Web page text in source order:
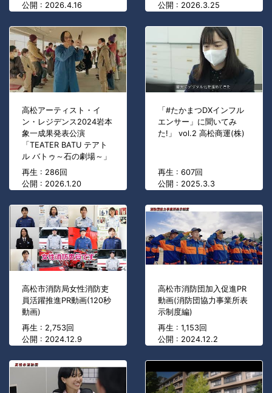
公開 : 2026.4.16
公開 : 2026.3.25
高松アーティスト・イ
ン・レジデンス2024岩本
象一成果発表公演
「TEATER BATU テアト
ル バトゥ～石の劇場～」
再生 : 286回
公開 : 2026.1.20
「#たかまつDXインフル
エンサー」に聞いてみ
た!」 vol.2 高松商運(株)
再生 : 607回
公開 : 2025.3.3
高松市消防局女性消防吏
員活躍推進PR動画(120秒
動画)
再生 : 2,753回
公開 : 2024.12.9
高松市消防団加入促進PR
動画(消防団協力事業所表
示制度編)
再生 : 1,153回
公開 : 2024.12.2